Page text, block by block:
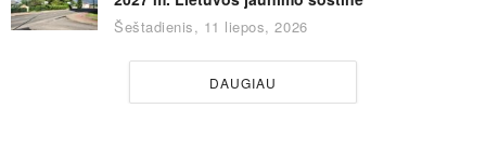
Šeštadienis, 11 liepos, 2026
DAUGIAU